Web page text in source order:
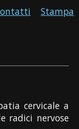
Stampa
cervicale a
radici nervose